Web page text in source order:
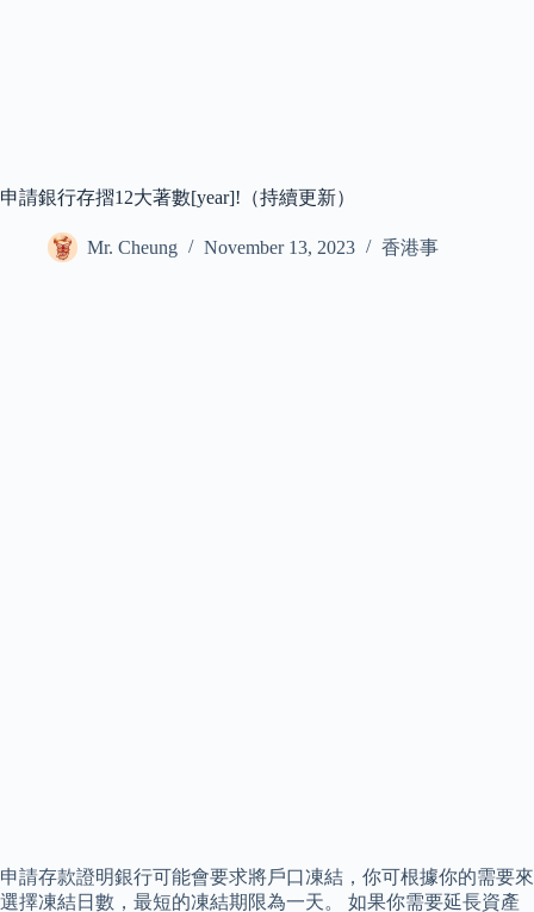
申請銀行存摺12大著數[year]!（持續更新）
Mr. Cheung November 13, 2023 香港事
申請存款證明銀行可能會要求將戶口凍結，你可根據你的需要來
選擇凍結日數，最短的凍結期限為一天。 如果你需要延長資產